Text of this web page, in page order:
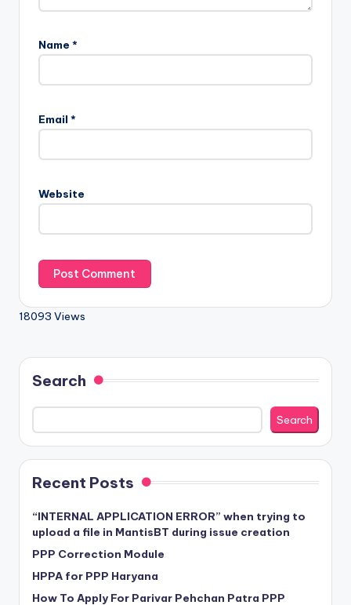
Name *
Email *
Website
18093 Views
Search
Search
Recent Posts
“INTERNAL APPLICATION ERROR” when trying to
upload a file in MantisBT during issue creation
PPP Correction Module
HPPA for PPP Haryana
How To Apply For Parivar Pehchan Patra PPP